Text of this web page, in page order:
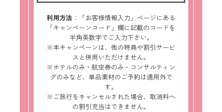
利用方法 ：「お客様情報入力」ページにある
「キャンペーンコード」欄に記載のコードを
半角英数字でご入力下さい。
※本キャンペーンは、他の特典や割引サービ
スと併用いただけません。
※ホテルのみ・航空券のみ・コンサルティン
グのみなど、単品素材のご予約は適用外で
す。
※ご旅行をキャンセルされた場合、取消料へ
の割引充当はできません。